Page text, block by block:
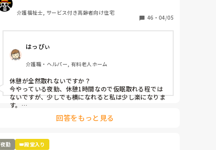
介護福祉士, サービス付き高齢者向け住宅
46 ・ 04/05
はっぴぃ
介護職・ヘルパー, 有料老人ホーム
休憩が全然取れないですか？
今やっている夜勤、休憩1時間なので仮眠取れる程では
ないですが、少しでも横になれると私は少し楽になりま
す。
頭痛、目眩きついですね~
頭痛防止に水分多目に摂り、血の巡りが良くなる健康食
明け方にパクッと食べれる軽食があると私は少し楽にな
ります。
回答をもっと見る
夜勤 👑殿堂入り